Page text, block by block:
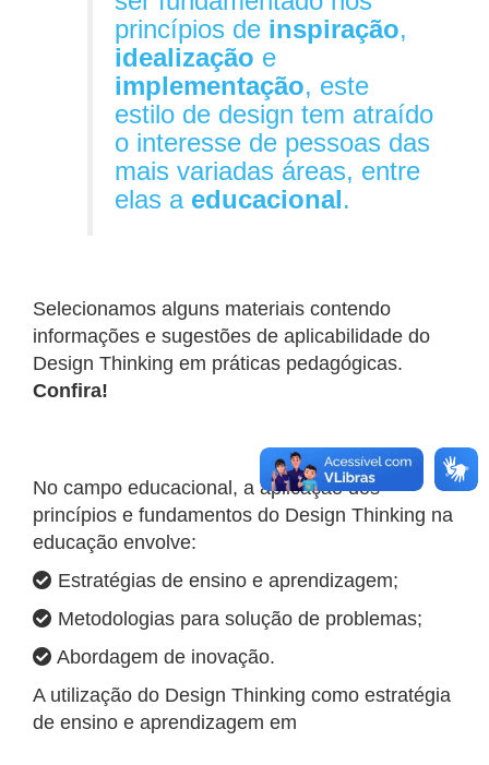
princípios de inspiração,
idealização e
implementação, este
estilo de design tem atraído
o interesse de pessoas das
mais variadas áreas, entre
elas a educacional.
Selecionamos alguns materiais contendo
informações e sugestões de aplicabilidade do
Design Thinking em práticas pedagógicas.
Confira!
No campo educacional, a aplicação dos
princípios e fundamentos do Design Thinking na
educação envolve:
Estratégias de ensino e aprendizagem;
Metodologias para solução de problemas;
Abordagem de inovação.
A utilização do Design Thinking como estratégia
de ensino e aprendizagem em